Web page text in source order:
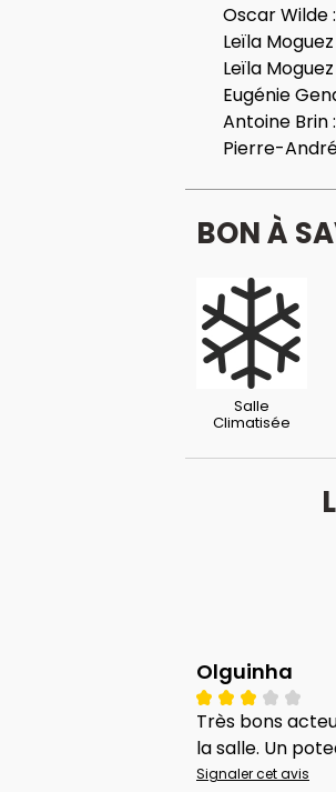
Oscar Wilde :
Leïla Moguez
Leïla Moguez
Eugénie
Antoine Brin :
Pierre-
BON À
Salle
Climatisée
Olguinha
Très bons
la salle. Un
Signaler cet avis